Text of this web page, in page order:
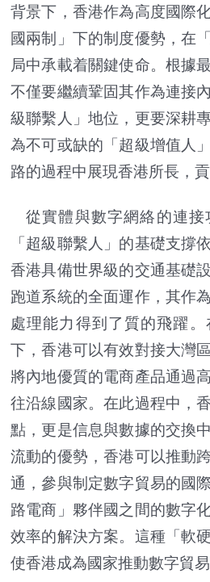
背景下，香港作為高度國際
國兩制」下的制度優勢，在
局中承載着關鍵使命。根據
不僅要繼續鞏固其作為連接
級聯繫人」地位，更要深耕
為不可或缺的「超級增值人
路的過程中展現香港所長，貢
從實體與數字網絡的連
「超級聯繫人」的基礎支撐
香港具備世界級的交通基礎
跑道系統的全面運作，其作
處理能力得到了質的飛躍
下，香港可以有效對接大灣
將內地優質的電商產品通過
往沿線國家。在此過程中，
點，更是信息與數據的交換
流動的優勢，香港可以推動
通，參與制定數字貿易的國
路電商」夥伴國之間的數字
效率的解決方案。這種「軟
使香港成為國家推動數字貿